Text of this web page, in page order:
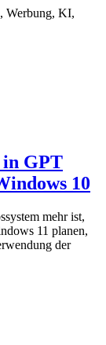
Werbung, KI,
in GPT
10
mehr ist,
11 planen,
der